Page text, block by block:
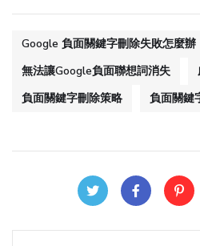
Google 負面關鍵字刪除失敗怎麼辦
無法讓Google負面聯想詞消失
負面關鍵字刪除策略
負面關鍵